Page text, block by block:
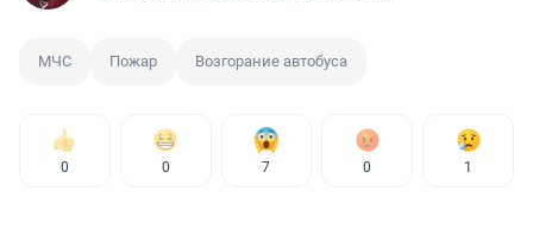
МЧС Пожар Возгорание автобуса
0 0 7 0 1